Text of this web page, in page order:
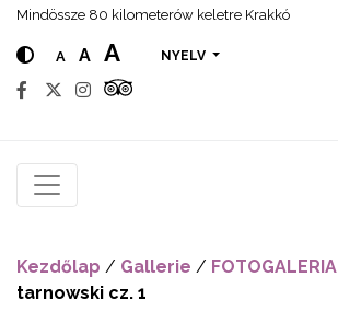
Mindössze 80 kilometerów keletre Krakkó
A A A NYELV
Kezdőlap / Gallerie / FOTOGALERIA
tarnowski cz. 1